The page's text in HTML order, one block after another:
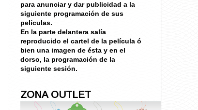
para anunciar y dar publicidad a la
siguiente programación de sus
películas.
En la parte delantera salía
reproducido el cartel de la película ó
bien una imagen de ésta y en el
dorso, la programación de la
siguiente sesión.
ZONA OUTLET